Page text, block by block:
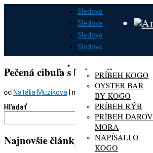
Sledova
Sledova
Sledova
Sledova
DOMOV
PRÍBEH KOGO
OYSTER BAR
BY KOGO
PRÍBEH RÝB
PRÍBEH DAROV
MORA
NAPÍSALI O
KOGO
Pečená cibuľa s balzamikom
od Natália Muziková
mar 6, 2024
Hľadať
Hľadať
Najnovšie články